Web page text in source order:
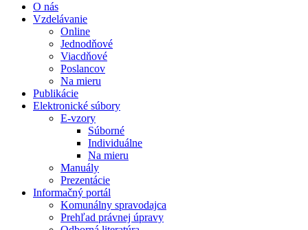
O nás
Vzdelávanie
Online
Jednodňové
Viacdňové
Poslancov
Na mieru
Publikácie
Elektronické súbory
E-vzory
Súborné
Individuálne
Na mieru
Manuály
Prezentácie
Informačný portál
Komunálny spravodajca
Prehľad právnej úpravy